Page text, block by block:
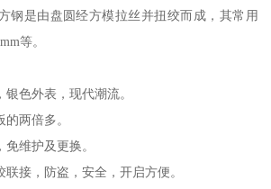
钢是由盘圆经方模拉丝并扭绞而成，其常用
等。
色外表，现代潮流。
两倍多。
维护及更换。
接，防盗，安全，开启方便。